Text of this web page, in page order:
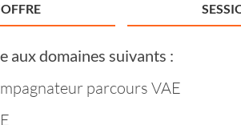
aux domaines suivants :
parcours VAE